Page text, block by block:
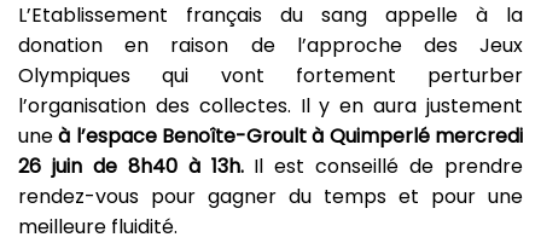
L’Etablissement français du sang appelle à la
donation en raison de l’approche des Jeux
Olympiques qui vont fortement perturber
l’organisation des collectes. Il y en aura justement
uneà l’espace Benoîte-Groult à Quimperlé mercredi
26 juin de 8h40 à 13h. Il est conseillé de prendre
rendez-vous pour gagner du temps et pour une
meilleure fluidité.